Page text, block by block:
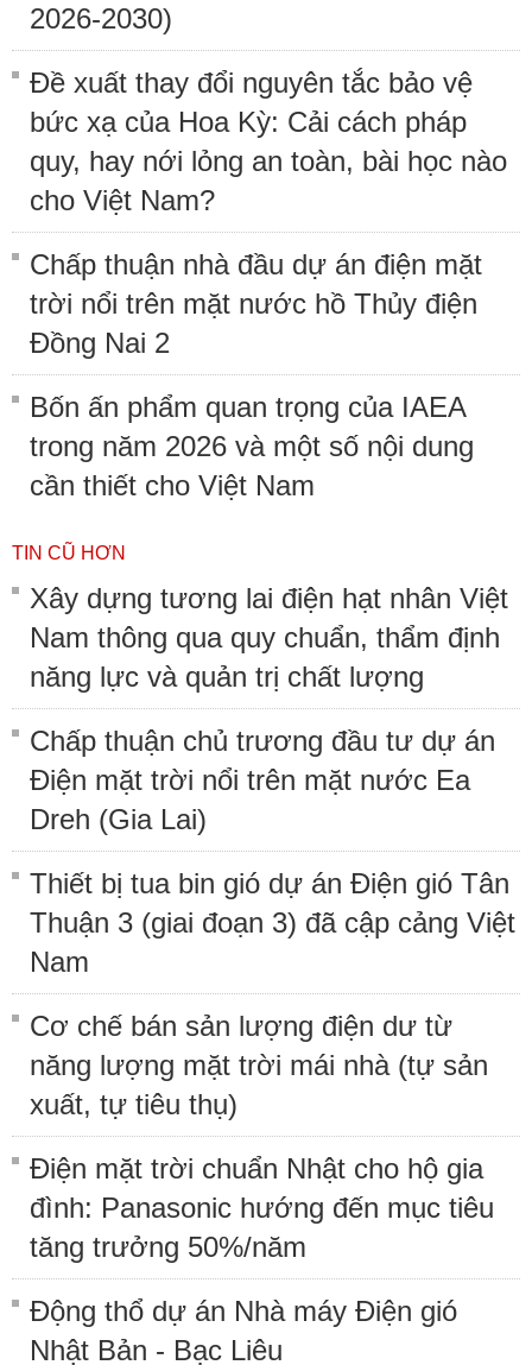
2026-2030)
Đề xuất thay đổi nguyên tắc bảo vệ
bức xạ của Hoa Kỳ: Cải cách pháp
quy, hay nới lỏng an toàn, bài học nào
cho Việt Nam?
Chấp thuận nhà đầu dự án điện mặt
trời nổi trên mặt nước hồ Thủy điện
Đồng Nai 2
Bốn ấn phẩm quan trọng của IAEA
trong năm 2026 và một số nội dung
cần thiết cho Việt Nam
TIN CŨ HƠN
Xây dựng tương lai điện hạt nhân Việt
Nam thông qua quy chuẩn, thẩm định
năng lực và quản trị chất lượng
Chấp thuận chủ trương đầu tư dự án
Điện mặt trời nổi trên mặt nước Ea
Dreh (Gia Lai)
Thiết bị tua bin gió dự án Điện gió Tân
Thuận 3 (giai đoạn 3) đã cập cảng Việt
Nam
Cơ chế bán sản lượng điện dư từ
năng lượng mặt trời mái nhà (tự sản
xuất, tự tiêu thụ)
Điện mặt trời chuẩn Nhật cho hộ gia
đình: Panasonic hướng đến mục tiêu
tăng trưởng 50%/năm
Động thổ dự án Nhà máy Điện gió
Nhật Bản - Bạc Liêu